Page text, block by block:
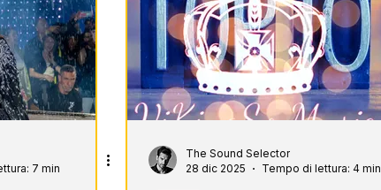
Charts Playlist
7 min
The Sound Selector
28 dic 2025
Tempo di lettura: 4 min